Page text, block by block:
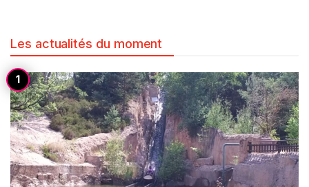
Les actualités du moment